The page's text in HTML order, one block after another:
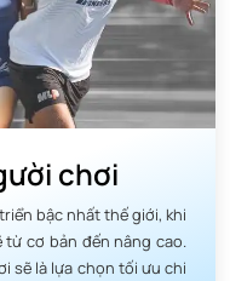
chơi
bậc nhất thế giới, khi
cơ bản đến nâng cao.
sẽ là lựa chọn tối ưu chi